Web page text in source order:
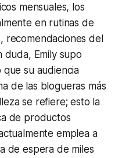
mensuales, los
en rutinas de
recomendaciones del
duda, Emily supo
su audiencia
de las blogueras más
se refiere; esto la
de productos
emplea a
de espera de miles